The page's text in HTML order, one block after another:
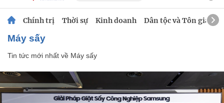
Chính trị Thời sự Kinh doanh Dân tộc và Tôn giáo
Máy sấy
Tin tức mới nhất về Máy sấy